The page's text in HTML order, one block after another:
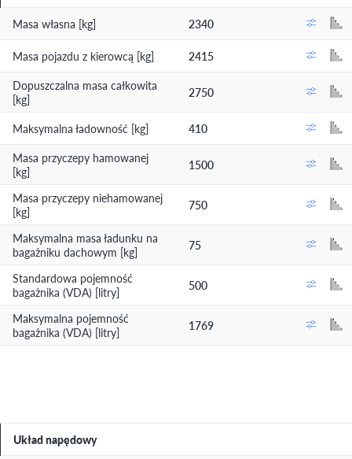
Masa własna [kg] 2340
Masa pojazdu z kierowcą [kg]
2415
Dopuszczalna masa całkowita
[kg]
2750
Maksymalna ładowność [kg]
410
Masa przyczepy hamowanej
[kg]
1500
Masa przyczepy niehamowanej
[kg]
750
Maksymalna masa ładunku na
bagażniku dachowym [kg]
75
Standardowa pojemność
bagażnika (VDA) [litry]
500
Maksymalna pojemność
bagażnika (VDA) [litry]
1769
Układ napędowy